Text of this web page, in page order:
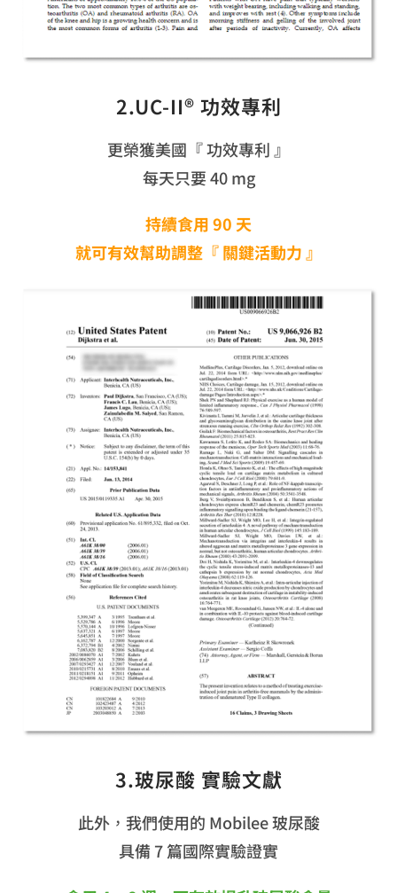
2.UC-II® 功效專利
更榮獲美國『 功效專利 』
每天只要 40 mg
持續食用 90 天
就可有效幫助調整『 關鍵活動力 』
3.玻尿酸 實驗文獻
此外，我們使用的 Mobilee 玻尿酸
具備 7 篇國際實驗證實